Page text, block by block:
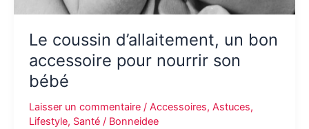
Le coussin d’allaitement, un bon
accessoire pour nourrir son
bébé
Laisser un commentaire / Accessoires, Astuces,
Lifestyle, Santé/ Bonneidee